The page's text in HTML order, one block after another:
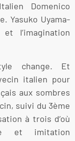
Domenico
Yasuko Uyama-
l’imagination
change. Et
italien pour
aux sombres
suivi du 3ème
à trois d’où
et imitation